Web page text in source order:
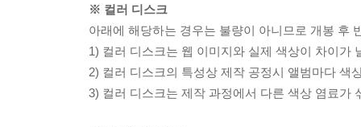
※ 컬러 디스크
아래에 해당하는 경우는 불량이 아니므로 개봉 후
1) 컬러 디스크는 웹 이미지와 실제 색상이 차이가
2) 컬러 디스크의 특성상 제작 공정시 앨범마다 색
3) 컬러 디스크는 제작 과정에서 다른 색상 염료가